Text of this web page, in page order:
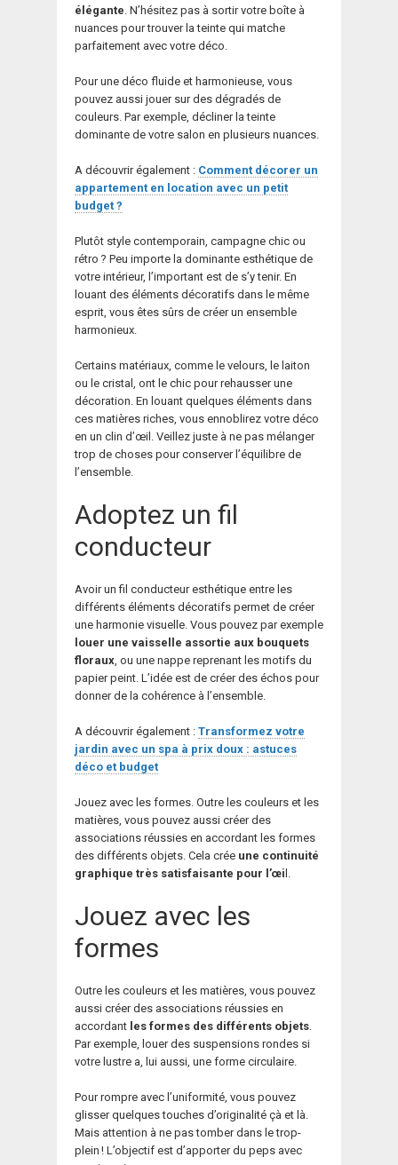
élégante . N’hésitez pas à sortir votre boîte à
nuances pour trouver la teinte qui matche
parfaitement avec votre déco.
Pour une déco fluide et harmonieuse, vous
pouvez aussi jouer sur des dégradés de
couleurs. Par exemple, décliner la teinte
dominante de votre salon en plusieurs nuances.
A découvrir également : Comment décorer un
appartement en location avec un petit
budget ?
Plutôt style contemporain, campagne chic ou
rétro ? Peu importe la dominante esthétique de
votre intérieur, l’important est de s’y tenir. En
louant des éléments décoratifs dans le même
esprit, vous êtes sûrs de créer un ensemble
harmonieux.
Certains matériaux, comme le velours, le laiton
ou le cristal, ont le chic pour rehausser une
décoration. En louant quelques éléments dans
ces matières riches, vous ennoblirez votre déco
en un clin d’œil. Veillez juste à ne pas mélanger
trop de choses pour conserver l’équilibre de
l’ensemble.
Adoptez un fil
conducteur
Avoir un fil conducteur esthétique entre les
différents éléments décoratifs permet de créer
une harmonie visuelle. Vous pouvez par exemple
louer une vaisselle assortie aux bouquets
floraux , ou une nappe reprenant les motifs du
papier peint. L’idée est de créer des échos pour
donner de la cohérence à l’ensemble.
A découvrir également : Transformez votre
jardin avec un spa à prix doux : astuces
déco et budget
Jouez avec les formes. Outre les couleurs et les
matières, vous pouvez aussi créer des
associations réussies en accordant les formes
des différents objets. Cela crée une continuité
graphique très satisfaisante pour l’œil.
Jouez avec les
formes
Outre les couleurs et les matières, vous pouvez
aussi créer des associations réussies en
accordant les formes des différents objets
Par exemple, louer des suspensions rondes si
votre lustre a, lui aussi, une forme circulaire.
Pour rompre avec l’uniformité, vous pouvez
glisser quelques touches d’originalité çà et là.
Mais attention à ne pas tomber dans le trop-
plein ! L’objectif est d’apporter du peps avec